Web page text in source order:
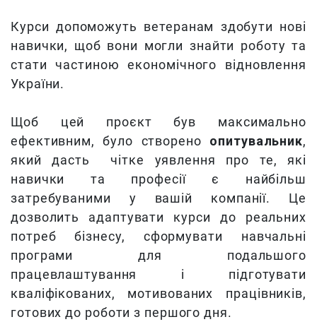
Курси допоможуть ветеранам здобути нові
навички, щоб вони могли знайти роботу та
стати частиною економічного відновлення
України.
Щоб цей проєкт був максимально
ефективним, було створено опитувальник,
який дасть чітке уявлення про те, які
навички та професії є найбільш
затребуваними у вашій компанії. Це
дозволить адаптувати курси до реальних
потреб бізнесу, сформувати навчальні
програми для подальшого
працевлаштування і підготувати
кваліфікованих, мотивованих працівників,
готових до роботи з першого дня.